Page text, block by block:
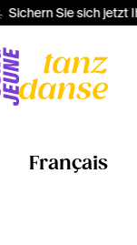
Sichern Sie sich jetzt
Français